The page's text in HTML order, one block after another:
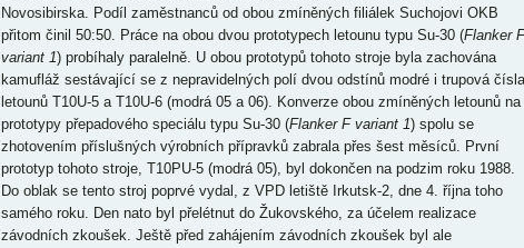
Novosibirska. Podíl zaměstnanců od obou zmíněných filiálek Suchojovi OKB
přitom činil 50:50. Práce na obou dvou prototypech letounu typu Su-30 (Flanker F
variant 1) probíhaly paralelně. U obou prototypů tohoto stroje byla zachována
kamufláž sestávající se z nepravidelných polí dvou odstínů modré i trupová čísla
letounů T10U-5 a T10U-6 (modrá 05 a 06). Konverze obou zmíněných letounů na
prototypy přepadového speciálu typu Su-30 (Flanker F variant 1) spolu se
zhotovením příslušných výrobních přípravků zabrala přes šest měsíců. První
prototyp tohoto stroje, T10PU-5 (modrá 05), byl dokončen na podzim roku 1988.
Do oblak se tento stroj poprvé vydal, z VPD letiště Irkutsk-2, dne 4. října toho
samého roku. Den nato byl přelétnut do Žukovského, za účelem realizace
závodních zkoušek. Ještě před zahájením závodních zkoušek byl ale